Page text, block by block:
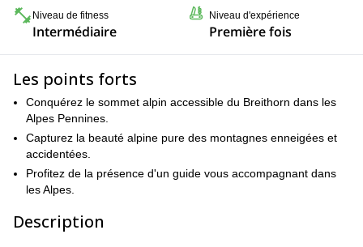
Niveau de fitness
Intermédiaire
Niveau d'expérience
Première fois
Les points forts
Conquérez le sommet alpin accessible du Breithorn dans les
Alpes Pennines.
Capturez la beauté alpine pure des montagnes enneigées et
accidentées.
Profitez de la présence d'un guide vous accompagnant dans
les Alpes.
Description